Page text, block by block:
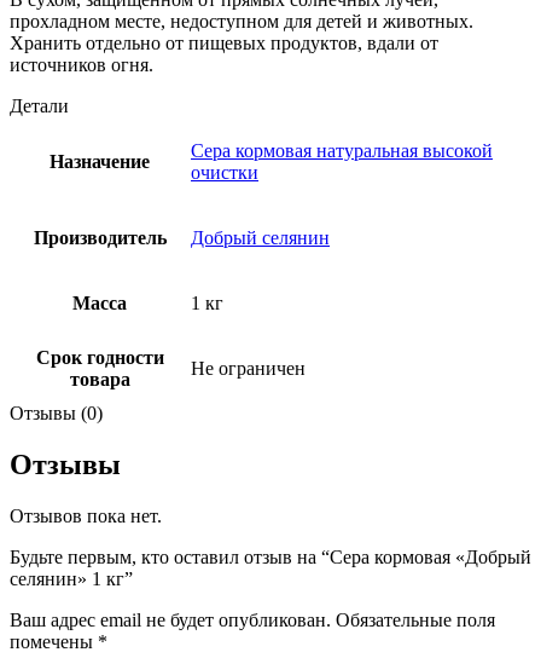
прохладном месте, недоступном для детей и животных.
Хранить отдельно от пищевых продуктов, вдали от
источников огня.
Детали
Назначение
Сера кормовая натуральная высокой
очистки
Производитель Добрый селянин
Масса 1 кг
Срок годности
товара
Не ограничен
Отзывы (0)
Отзывы
Отзывов пока нет.
Будьте первым, кто оставил отзыв на “Сера кормовая «Добрый
селянин» 1 кг”
Ваш адрес email не будет опубликован. Обязательные поля
помечены *